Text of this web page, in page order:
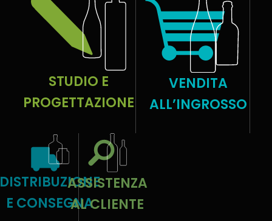
STUDIO E
PROGETTAZIONE
VENDITA
ALL’INGROSSO
DISTRIBUZIONE
E CONSEGNA
ASSISTENZA
AL CLIENTE